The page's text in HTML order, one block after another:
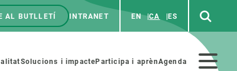
AL BUTLLETÍ INTRANET EN CA ES
Solucions i impacteParticipa i aprènAgenda